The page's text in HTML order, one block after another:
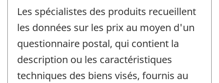
Les spécialistes des produits recueillent
les données sur les prix au moyen d'un
questionnaire postal, qui contient la
description ou les caractéristiques
techniques des biens visés, fournis au